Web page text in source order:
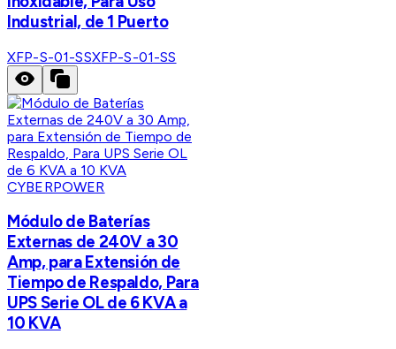
Industrial, de 1 Puerto
XFP-S-01-SSXFP-S-01-SS
CYBERPOWER
Módulo de Baterías
Externas de 240V a 30
Amp, para Extensión de
Tiempo de Respaldo, Para
UPS Serie OL de 6 KVA a
10 KVA